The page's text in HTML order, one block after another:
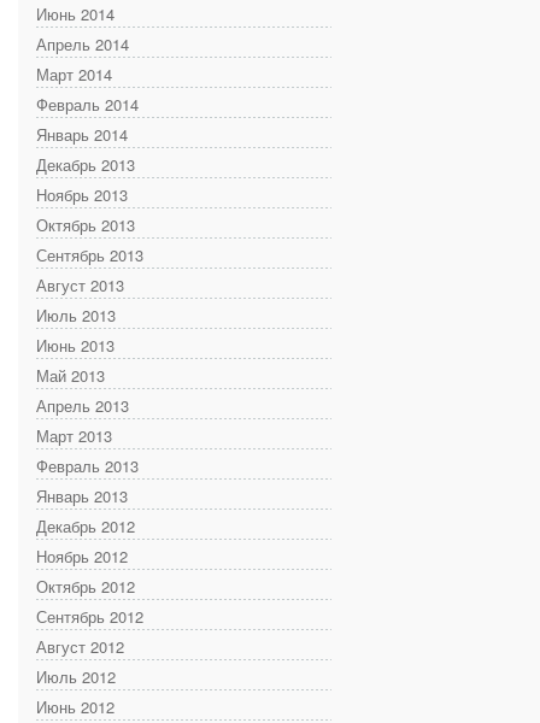
Июнь 2014
Апрель 2014
Март 2014
Февраль 2014
Январь 2014
Декабрь 2013
Ноябрь 2013
Октябрь 2013
Сентябрь 2013
Август 2013
Июль 2013
Июнь 2013
Май 2013
Апрель 2013
Март 2013
Февраль 2013
Январь 2013
Декабрь 2012
Ноябрь 2012
Октябрь 2012
Сентябрь 2012
Август 2012
Июль 2012
Июнь 2012